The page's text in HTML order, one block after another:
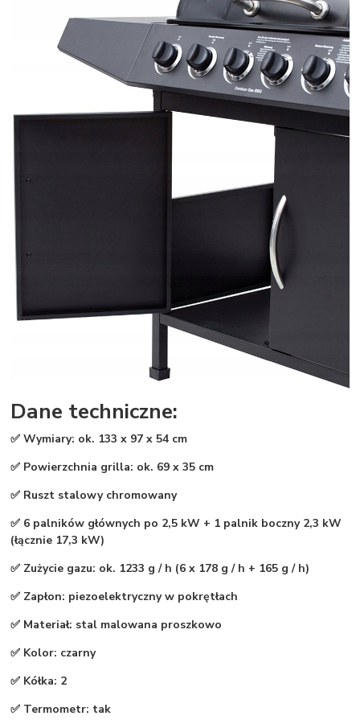
Dane techniczne:
✅ Wymiary: ok. 133 x 97 x 54 cm
✅ Powierzchnia grilla: ok. 69 x 35 cm
✅ Ruszt stalowy chromowany
✅ 6 palników głównych po 2,5 kW + 1 palnik boczny 2,3 kW
(łącznie 17,3 kW)
✅ Zużycie gazu: ok. 1233 g / h (6 x 178 g / h + 165 g / h)
✅ Zapłon: piezoelektryczny w pokrętłach
✅ Materiał: stal malowana proszkowo
✅ Kolor: czarny
✅ Kółka: 2
✅ Termometr: tak